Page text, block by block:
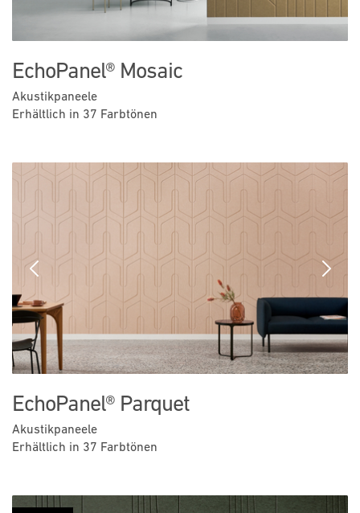
EchoPanel® Mosaic
Akustikpaneele
Erhältlich in 37 Farbtönen
Previous Next
EchoPanel® Parquet
Akustikpaneele
Erhältlich in 37 Farbtönen